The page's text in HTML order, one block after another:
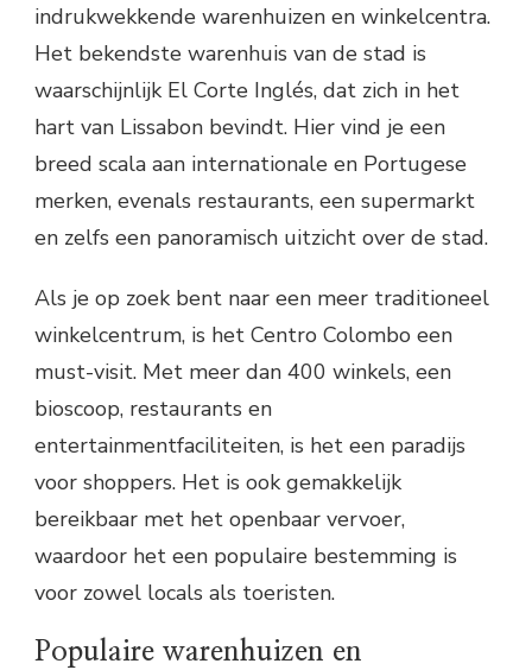
indrukwekkende warenhuizen en winkelcentra.
Het bekendste warenhuis van de stad is
waarschijnlijk El Corte Inglés, dat zich in het
hart van Lissabon bevindt. Hier vind je een
breed scala aan internationale en Portugese
merken, evenals restaurants, een supermarkt
en zelfs een panoramisch uitzicht over de stad.
Als je op zoek bent naar een meer traditioneel
winkelcentrum, is het Centro Colombo een
must-visit. Met meer dan 400 winkels, een
bioscoop, restaurants en
entertainmentfaciliteiten, is het een paradijs
voor shoppers. Het is ook gemakkelijk
bereikbaar met het openbaar vervoer,
waardoor het een populaire bestemming is
voor zowel locals als toeristen.
Populaire warenhuizen en